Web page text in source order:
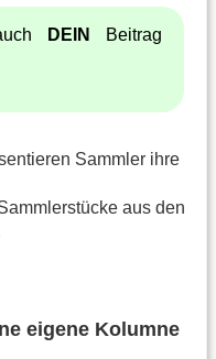
DEIN
Beitrag
Sammler ihre
aus den
eigene Kolumne